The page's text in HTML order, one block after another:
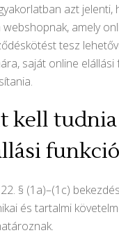
azt jelenti,
webshopnak, amely
tesz
saját online elállási
kell tudnia
§ (1a)–(1c)
és tartalmi